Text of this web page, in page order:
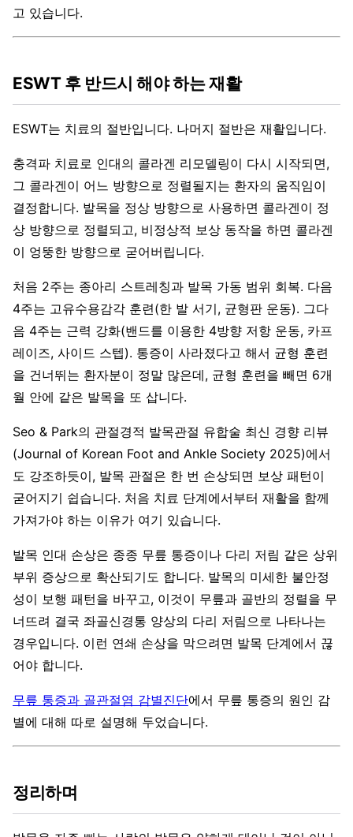
고 있습니다.
ESWT 후 반드시 해야 하는 재활
ESWT는 치료의 절반입니다. 나머지 절반은 재활입니다.
충격파 치료로 인대의 콜라겐 리모델링이 다시 시작되면,
그 콜라겐이 어느 방향으로 정렬될지는 환자의 움직임이
결정합니다. 발목을 정상 방향으로 사용하면 콜라겐이 정
상 방향으로 정렬되고, 비정상적 보상 동작을 하면 콜라겐
이 엉뚱한 방향으로 굳어버립니다.
처음 2주는 종아리 스트레칭과 발목 가동 범위 회복. 다음
4주는 고유수용감각 훈련(한 발 서기, 균형판 운동). 그다
음 4주는 근력 강화(밴드를 이용한 4방향 저항 운동, 카프
레이즈, 사이드 스텝). 통증이 사라졌다고 해서 균형 훈련
을 건너뛰는 환자분이 정말 많은데, 균형 훈련을 빼면 6개
월 안에 같은 발목을 또 삽니다.
Seo & Park의 관절경적 발목관절 유합술 최신 경향 리뷰
(Journal of Korean Foot and Ankle Society 2025)에서
도 강조하듯이, 발목 관절은 한 번 손상되면 보상 패턴이
굳어지기 쉽습니다. 처음 치료 단계에서부터 재활을 함께
가져가야 하는 이유가 여기 있습니다.
발목 인대 손상은 종종 무릎 통증이나 다리 저림 같은 상위
부위 증상으로 확산되기도 합니다. 발목의 미세한 불안정
성이 보행 패턴을 바꾸고, 이것이 무릎과 골반의 정렬을 무
너뜨려 결국 좌골신경통 양상의 다리 저림으로 나타나는
경우입니다. 이런 연쇄 손상을 막으려면 발목 단계에서 끊
어야 합니다.
무릎 통증과 골관절염 감별진단에서 무릎 통증의 원인 감
별에 대해 따로 설명해 두었습니다.
정리하며